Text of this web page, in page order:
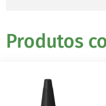
Produtos